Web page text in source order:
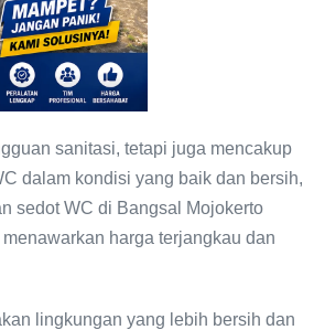
sanitasi, tetapi juga mencakup
dalam kondisi yang baik dan bersih,
sedot WC di Bangsal Mojokerto
harga terjangkau dan
lingkungan yang lebih bersih dan